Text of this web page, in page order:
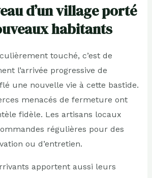
d’un village porté
habitants
touché, c’est de
l’arrivée progressive de
une nouvelle vie à cette bastide.
menacés de fermeture ont
fidèle. Les artisans locaux
régulières pour des
ou d’entretien.
apportent aussi leurs